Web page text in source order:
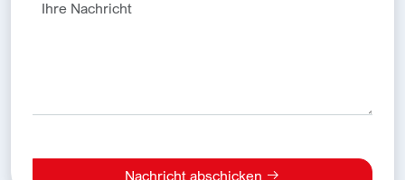
Nachricht abschicken